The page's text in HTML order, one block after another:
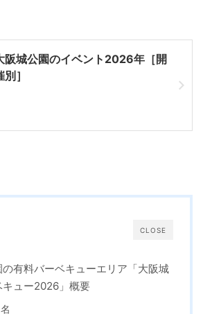
阪城公園のイベント2026年［開
別］
CLOSE
の有料バーベキューエリア「大阪城
キュー2026」概要